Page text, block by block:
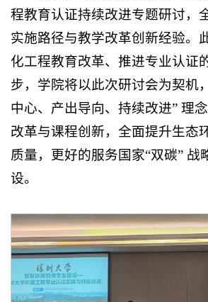
程教育认证持续改进专题研讨，
实施路径与教学改革创新经验。
化工程教育改革、推进专业认证
步，学院将以此次研讨会为契机
中心、产出导向、持续改进” 理
改革与课程创新，全面提升生态
质量，更好的服务国家“双碳” 战
设。